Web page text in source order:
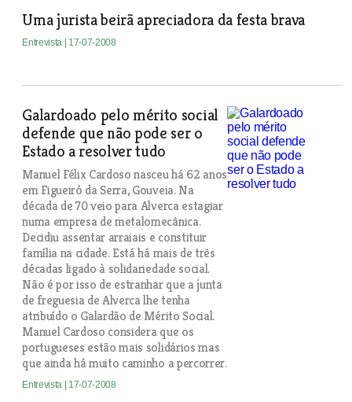
Uma jurista beirã apreciadora da festa brava
Entrevista | 17-07-2008
Galardoado pelo mérito social
defende que não pode ser o
Estado a resolver tudo
Manuel Félix Cardoso nasceu há 62 anos
em Figueiró da Serra, Gouveia. Na
década de 70 veio para Alverca estagiar
numa empresa de metalomecânica.
Decidiu assentar arraiais e constituir
família na cidade. Está há mais de três
décadas ligado à solidariedade social.
Não é por isso de estranhar que a junta
de freguesia de Alverca lhe tenha
atribuído o Galardão de Mérito Social.
Manuel Cardoso considera que os
portugueses estão mais solidários mas
que ainda há muito caminho a percorrer.
Entrevista | 17-07-2008